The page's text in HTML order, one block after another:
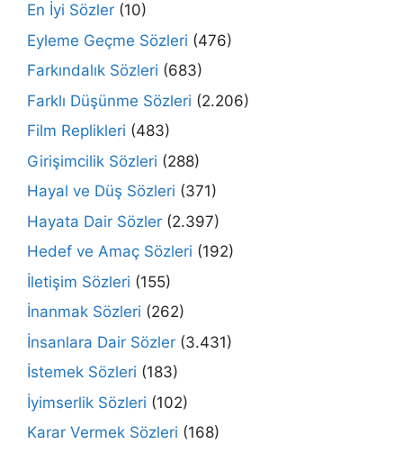
En İyi Sözler (10)
Eyleme Geçme Sözleri (476)
Farkındalık Sözleri (683)
Farklı Düşünme Sözleri (2.206)
Film Replikleri (483)
Girişimcilik Sözleri (288)
Hayal ve Düş Sözleri (371)
Hayata Dair Sözler (2.397)
Hedef ve Amaç Sözleri (192)
İletişim Sözleri (155)
İnanmak Sözleri (262)
İnsanlara Dair Sözler (3.431)
İstemek Sözleri (183)
İyimserlik Sözleri (102)
Karar Vermek Sözleri (168)